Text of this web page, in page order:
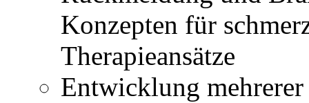
Konzepten für
Therapieansätze
Entwicklung